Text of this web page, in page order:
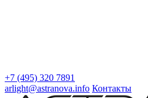
+7 (495) 320 7891
arlight@astranova.info Контакты